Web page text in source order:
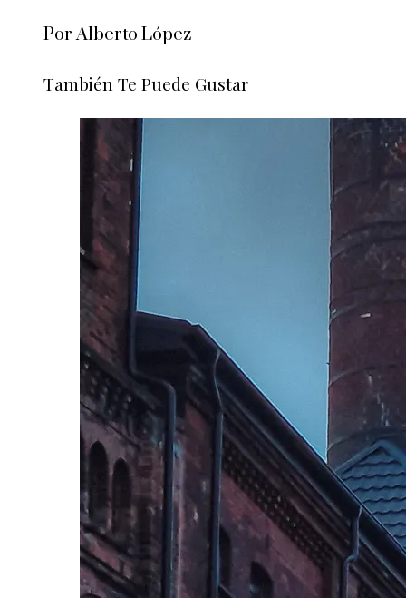
Por Alberto López
También Te Puede Gustar